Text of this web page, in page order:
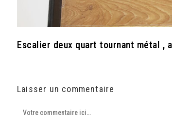
Escalier deux quart tournant métal ,
Laisser un commentaire